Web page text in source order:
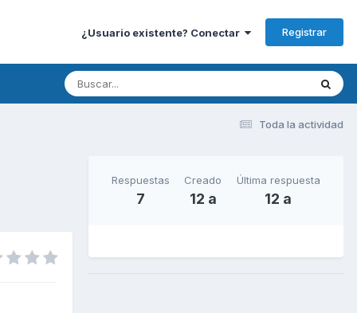
¿Usuario existente? Conectar Registrar
Toda la actividad
Respuestas
7
Creado
12 a
Última respuesta
12 a